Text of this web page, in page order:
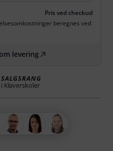
Pris ved checkud
beregnes ved
levering
SALGSRANG
i Klaverskoler